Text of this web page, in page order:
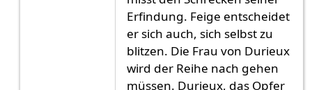
Erfindung. Feige entscheidet
er sich auch, sich selbst zu
blitzen. Die Frau von Durieux
wird der Reihe nach gehen
müssen. Durieux, das Opfer